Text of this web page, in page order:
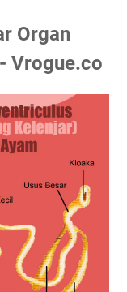
Organ
Vrogue.co